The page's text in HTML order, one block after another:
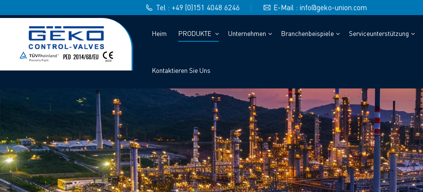
Tel : +49 (0)151 4048 6246 E-Mail : info@geko-union.com
Heim PRODUKTE Unternehmen Branchenbeispiele Serviceunterstützung
Kontaktieren Sie Uns